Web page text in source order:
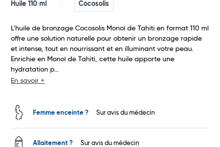
Total
Huile 110 ml Cocosolis
L'huile de bronzage Cocosolis Monoï de Tahiti en format 110 ml
offre une solution naturelle pour obtenir un bronzage rapide
et intense, tout en nourrissant et en illuminant votre peau.
Enrichie en Monoï de Tahiti, cette huile apporte une
hydratation p...
En savoir +
Femme enceinte ? Sur avis du médecin
Allaitement ? Sur avis du médecin